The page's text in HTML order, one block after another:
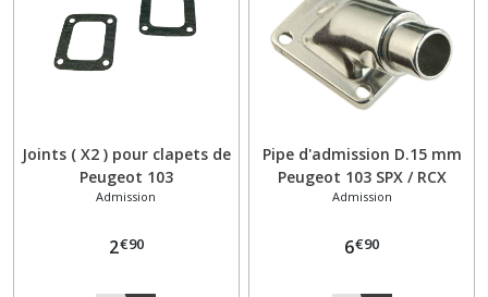
Joints ( X2 ) pour clapets de
Peugeot 103
Admission
2€90
Pipe d'admission D.15 mm
Peugeot 103 SPX / RCX
Admission
6€90